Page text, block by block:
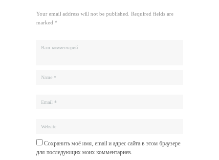
Your email address will not be published. Required fields are
marked *
Сохранить моё имя, email и адрес сайта в этом браузере
для последующих моих комментариев.